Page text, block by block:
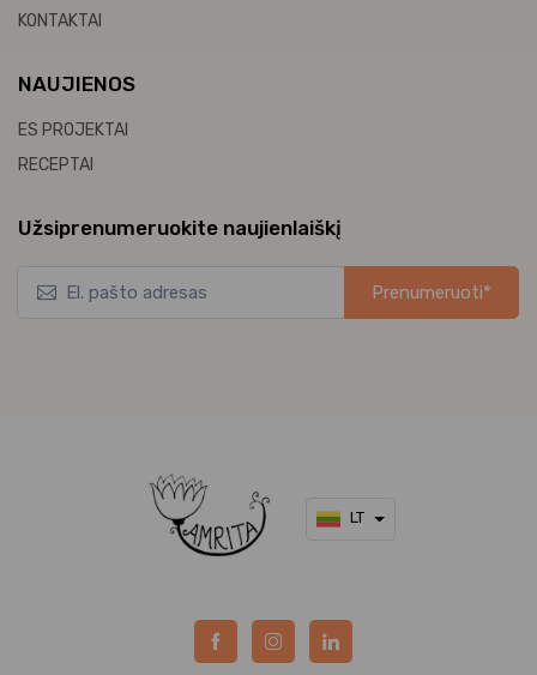
KONTAKTAI
NAUJIENOS
ES PROJEKTAI
RECEPTAI
Užsiprenumeruokite naujienlaiškį
Prenumeruoti*
LT